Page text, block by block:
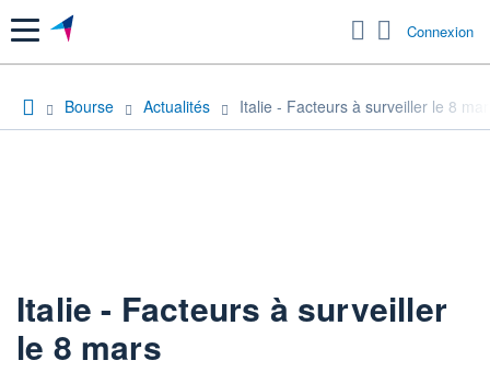
Menu Connexion
Bourse Actualités Italie - Facteurs à surveiller le 8
Italie - Facteurs à surveiller
le 8 mars